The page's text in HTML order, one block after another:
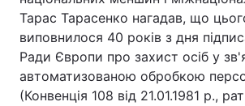
Тарас Тарасенко нагадав, що
виповнилося 40 років з дня
Ради Європи про захист осіб у
автоматизованою обробкою
(Конвенція 108 від 21.01.1981 р.,